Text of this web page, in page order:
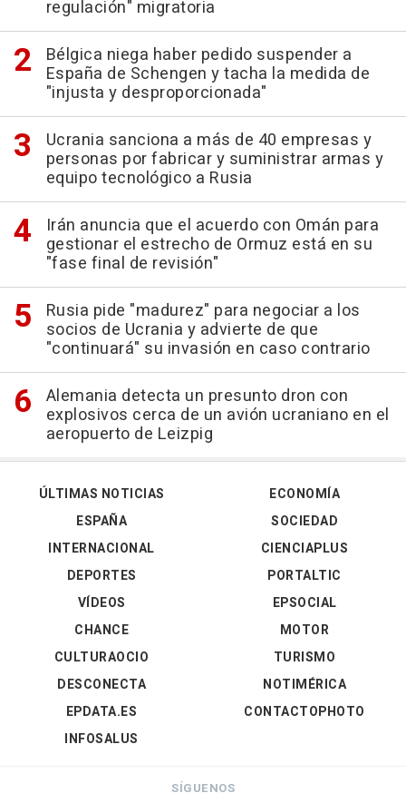
regulación" migratoria
Bélgica niega haber pedido suspender a
España de Schengen y tacha la medida de
"injusta y desproporcionada"
Ucrania sanciona a más de 40 empresas y
personas por fabricar y suministrar armas y
equipo tecnológico a Rusia
Irán anuncia que el acuerdo con Omán para
gestionar el estrecho de Ormuz está en su
"fase final de revisión"
Rusia pide "madurez" para negociar a los
socios de Ucrania y advierte de que
"continuará" su invasión en caso contrario
Alemania detecta un presunto dron con
explosivos cerca de un avión ucraniano en el
aeropuerto de Leizpig
ÚLTIMAS NOTICIAS
ESPAÑA
INTERNACIONAL
DEPORTES
VÍDEOS
ECONOMÍA
SOCIEDAD
CIENCIAPLUS
PORTALTIC
EPSOCIAL
CHANCE
CULTURAOCIO
DESCONECTA
EPDATA.ES
INFOSALUS
MOTOR
TURISMO
NOTIMÉRICA
CONTACTOPHOTO
SÍGUENOS